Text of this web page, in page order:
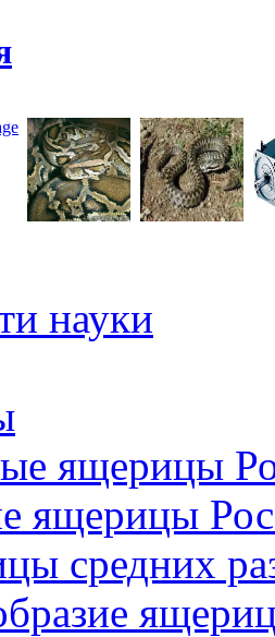
науки
ящерицы
ящерицы
средних